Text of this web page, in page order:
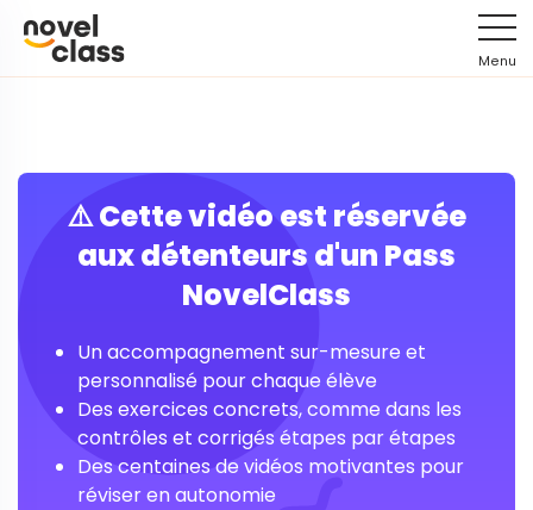
Menu
⚠️ Cette vidéo est réservée
aux détenteurs d'un Pass
NovelClass
Un accompagnement sur-mesure et
personnalisé pour chaque élève
Des exercices concrets, comme dans les
contrôles et corrigés étapes par étapes
Des centaines de vidéos motivantes pour
réviser en autonomie